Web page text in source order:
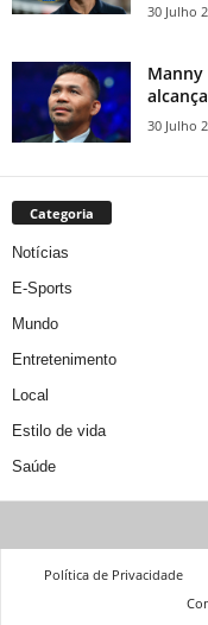
30 Julho
Manny
30 Julho
Categoria
Notícias
E-Sports
Mundo
Entretenimento
Local
Estilo de vida
Saúde
Política de Privacidade